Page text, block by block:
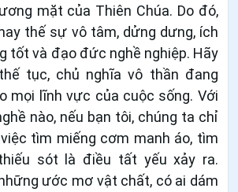
mặt của Thiên Chúa. Do đó,
thế sự vô tâm, dửng dưng, ích
tốt và đạo đức nghề nghiệp. Hãy
tục, chủ nghĩa vô thần đang
mọi lĩnh vực của cuộc sống. Với
nào, nếu bạn tôi, chúng ta chỉ
tìm miếng cơm manh áo, tìm
sót là điều tất yếu xảy ra.
ước mơ vật chất, có ai dám